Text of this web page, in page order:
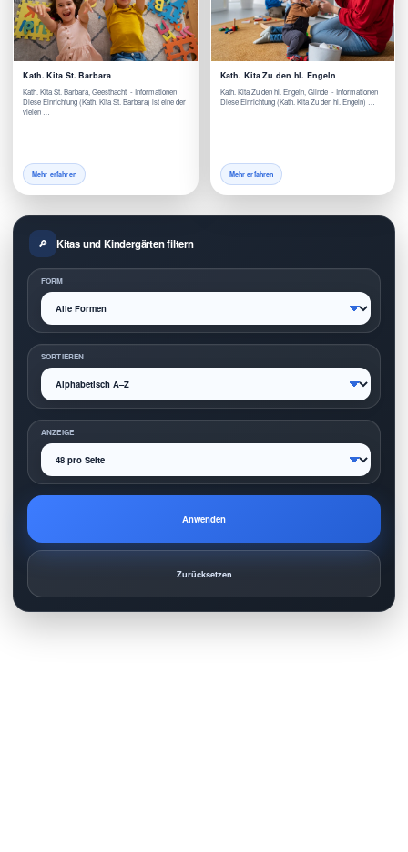
Kath. Kita St. Barbara
Kath. Kita St. Barbara, Geesthacht - Informationen
Diese Einrichtung (Kath. Kita St. Barbara) ist eine der
vielen …
Mehr erfahren
Kath. Kita Zu den hl. Engeln
Kath. Kita Zu den hl. Engeln, Glinde - Informationen
Diese Einrichtung (Kath. Kita Zu den hl. Engeln) …
Mehr erfahren
Kitas und Kindergärten filtern
FORM
SORTIEREN
ANZEIGE
Anwenden
Zurücksetzen